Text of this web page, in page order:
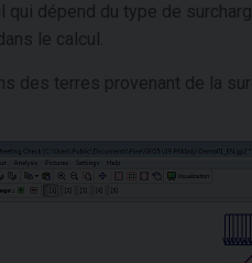
qui dépend du type de
le calcul.
des terres provenant de la